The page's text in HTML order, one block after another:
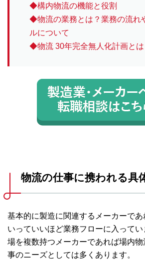
◆構内物流の機能と役割
◆物流の業務とは？業務の流れ
ルについて
◆物流 30年完全無人化計画とは
物流の仕事に携われる具
基本的に製造に関連するメーカーで
いっていいほど業務フローに入って
場を複数持つメーカーであれば場内
事のニーズとしては多くあります。